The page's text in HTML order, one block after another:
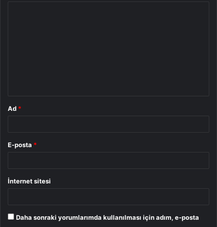
Ad *
E-posta *
İnternet sitesi
Daha sonraki yorumlarımda kullanılması için adım, e-posta